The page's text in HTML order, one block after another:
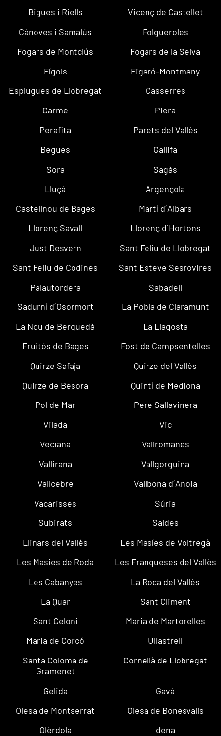
Bigues i Riells
Vicenç de Castellet
Cànoves i Samalús
Folgueroles
Fogars de Montclús
Fogars de la Selva
Fígols
Figaró-Montmany
Esplugues de Llobregat
Casserres
Carme
Piera
Perafita
Parets del Vallès
Begues
Gallifa
Sora
Sagàs
Lluçà
Argençola
Castellnou de Bages
Martí d´Albars
Llorenç Savall
Llorenç d´Hortons
Just Desvern
Sant Feliu de Llobregat
Sant Feliu de Codines
Sant Esteve Sesrovires
Palautordera
Sabadell
Sadurní d´Osormort
La Pobla de Claramunt
La Nou de Berguedà
La Llagosta
Fruitós de Bages
Fost de Campsentelles
Quirze Safaja
Quirze del Vallès
Quirze de Besora
Quintí de Mediona
Pol de Mar
Pere Sallavinera
Vilada
Vic
Veciana
Vallromanes
Vallirana
Vallgorguina
Vallcebre
Vallbona d´Anoia
Vacarisses
Súria
Subirats
Saldes
Llinars del Vallès
Les Masíes de Voltregà
Les Masies de Roda
Les Franqueses del Vallès
Les Cabanyes
La Roca del Vallès
La Quar
Sant Climent
Sant Celoni
Maria de Martorelles
Maria de Corcó
Ullastrell
Santa Coloma de
Gramenet
Cornellà de Llobregat
Gelida
Gavà
Olesa de Montserrat
Olesa de Bonesvalls
Olèrdola
dena